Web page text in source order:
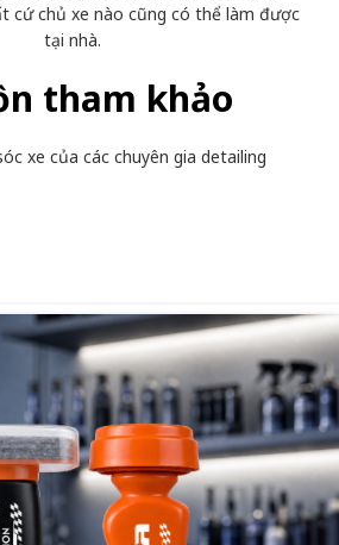
cứ chủ xe nào cũng có thể làm được
tại nhà.
tham khảo
xe của các chuyên gia detailing